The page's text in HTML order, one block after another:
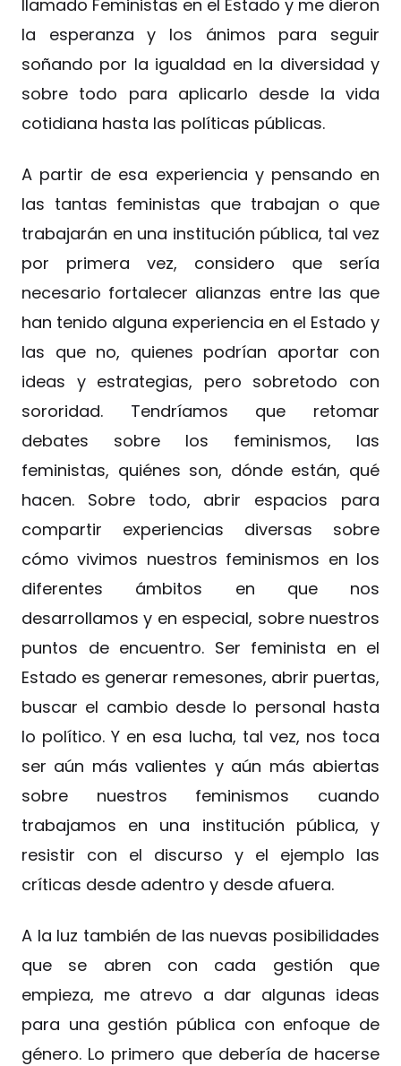
llamado Feministas en el Estado y me dieron
la esperanza y los ánimos para seguir
soñando por la igualdad en la diversidad y
sobre todo para aplicarlo desde la vida
cotidiana hasta las políticas públicas.
A partir de esa experiencia y pensando en
las tantas feministas que trabajan o que
trabajarán en una institución pública, tal vez
por primera vez, considero que sería
necesario fortalecer alianzas entre las que
han tenido alguna experiencia en el Estado y
las que no, quienes podrían aportar con
ideas y estrategias, pero sobretodo con
sororidad. Tendríamos que retomar
debates sobre los feminismos, las
feministas, quiénes son, dónde están, qué
hacen. Sobre todo, abrir espacios para
compartir experiencias diversas sobre
cómo vivimos nuestros feminismos en los
diferentes ámbitos en que nos
desarrollamos y en especial, sobre nuestros
puntos de encuentro. Ser feminista en el
Estado es generar remesones, abrir puertas,
buscar el cambio desde lo personal hasta
lo político. Y en esa lucha, tal vez, nos toca
ser aún más valientes y aún más abiertas
sobre nuestros feminismos cuando
trabajamos en una institución pública, y
resistir con el discurso y el ejemplo las
críticas desde adentro y desde afuera.
A la luz también de las nuevas posibilidades
que se abren con cada gestión que
empieza, me atrevo a dar algunas ideas
para una gestión pública con enfoque de
género. Lo primero que debería de hacerse